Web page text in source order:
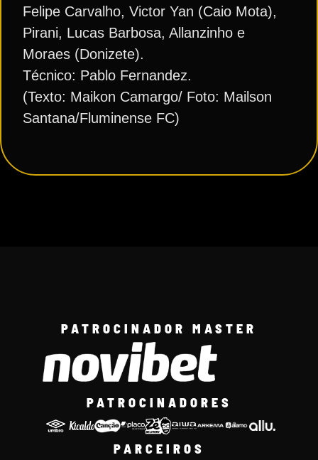
Felipe Carvalho, Victor Yan (Caio Mota),
Pirani, Lucas Barbosa, Allanzinho e
Moraes (Donizete).
Técnico: Pablo Fernandez.
(Texto: Maikon Camargo/ Foto: Mailson
Santana/Fluminense FC)
PATROCINADOR MASTER
PATROCINADORES
PARCEIROS